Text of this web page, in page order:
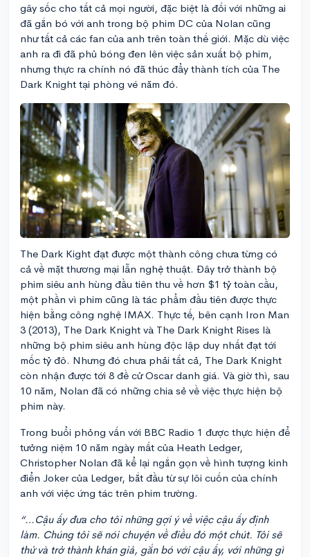
gây sốc cho tất cả mọi người, đặc biệt là đối với những ai
đã gắn bó với anh trong bộ phim DC của Nolan cũng
như tất cả các fan của anh trên toàn thế giới. Mặc dù việc
anh ra đi đã phủ bóng đen lên việc sản xuất bộ phim,
nhưng thực ra chính nó đã thúc đẩy thành tích của The
Dark Knight tại phòng vé năm đó.
The Dark Kight đạt được một thành công chưa từng có
cả về mặt thương mại lẫn nghệ thuật. Đây trở thành bộ
phim siêu anh hùng đầu tiên thu về hơn $1 tỷ toàn cầu,
một phần vì phim cũng là tác phẩm đầu tiên được thực
hiện bằng công nghệ IMAX. Thực tế, bên cạnh Iron Man
3 (2013), The Dark Knight và The Dark Knight Rises là
những bộ phim siêu anh hùng độc lập duy nhất đạt tới
mốc tỷ đô. Nhưng đó chưa phải tất cả, The Dark Knight
còn nhận được tới 8 đề cử Oscar danh giá. Và giờ thì, sau
10 năm, Nolan đã có những chia sẻ về việc thực hiện bộ
phim này.
Trong buổi phỏng vấn với BBC Radio 1 được thực hiện để
tưởng niệm 10 năm ngày mất của Heath Ledger,
Christopher Nolan đã kể lại ngắn gọn về hình tượng kinh
điển Joker của Ledger, bắt đầu từ sự lôi cuốn của chính
anh với việc ứng tác trên phim trường.
“…Cậu ấy đưa cho tôi những gợi ý về việc cậu ấy định
làm. Chúng tôi sẽ nói chuyện về điều đó một chút. Tôi sẽ
thử và trở thành khán giả, gắn bó với cậu ấy, với những gì